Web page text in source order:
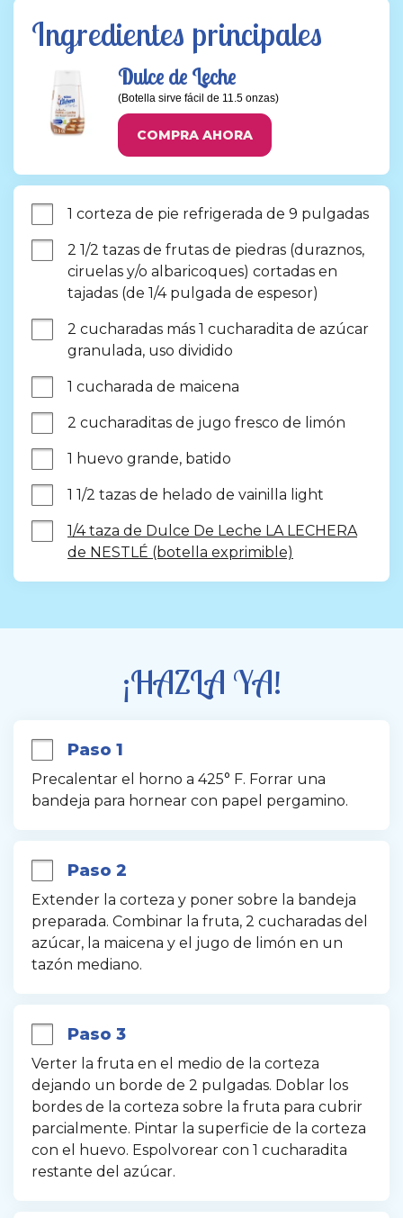
Ingredientes principales
Dulce de Leche
(Botella sirve fácil de 11.5 onzas)
COMPRA AHORA
1 corteza de pie refrigerada de 9 pulgadas
2 1/2 tazas de frutas de piedras (duraznos,
ciruelas y/o albaricoques) cortadas en
tajadas (de 1/4 pulgada de espesor)
2 cucharadas más 1 cucharadita de azúcar
granulada, uso dividido
1 cucharada de maicena
2 cucharaditas de jugo fresco de limón
1 huevo grande, batido
1 1/2 tazas de helado de vainilla light
1/4 taza de Dulce De Leche LA LECHERA
de NESTLÉ (botella exprimible)
¡HAZLA YA!
Paso 1
Precalentar el horno a 425° F. Forrar una
bandeja para hornear con papel pergamino.
Paso 2
Extender la corteza y poner sobre la bandeja
preparada. Combinar la fruta, 2 cucharadas del
azúcar, la maicena y el jugo de limón en un
tazón mediano.
Paso 3
Verter la fruta en el medio de la corteza
dejando un borde de 2 pulgadas. Doblar los
bordes de la corteza sobre la fruta para cubrir
parcialmente. Pintar la superficie de la corteza
con el huevo. Espolvorear con 1 cucharadita
restante del azúcar.